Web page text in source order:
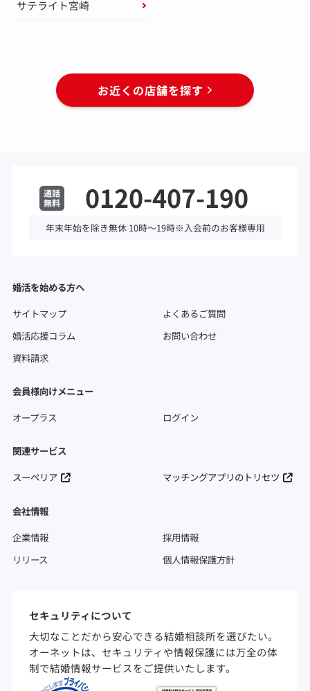
サテライト宮崎
お近くの店舗を探す
0120-407-190
年末年始を除き無休 10時～19時※入会前のお客様専用
婚活を始める方へ
サイトマップ
よくあるご質問
婚活応援コラム
お問い合わせ
資料請求
会員様向けメニュー
オープラス
ログイン
関連サービス
スーペリア
マッチングアプリのトリセツ
会社情報
企業情報
採用情報
リリース
個人情報保護方針
セキュリティについて
大切なことだから安心できる結婚相談所を選びたい。
オーネットは、セキュリティや情報保護には万全の体
制で結婚情報サービスをご提供いたします。